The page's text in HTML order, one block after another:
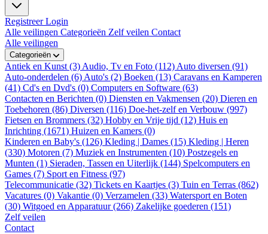
RegistreerLogin
Alle veilingen Categorieën Zelf veilen Contact
Alle veilingen
Categorieën
Antiek en Kunst (3) Audio, Tv en Foto (112) Auto diversen (91)
Auto-onderdelen (6) Auto's (2) Boeken (13) Caravans en Kamperen
(41) Cd's en Dvd's (0) Computers en Software (63)
Contacten en Berichten (0) Diensten en Vakmensen (20) Dieren en
Toebehoren (86) Diversen (116) Doe-het-zelf en Verbouw (997)
Fietsen en Brommers (32) Hobby en Vrije tijd (12) Huis en
Inrichting (1671) Huizen en Kamers (0)
Kinderen en Baby's (126) Kleding | Dames (15) Kleding | Heren
(330) Motoren (7) Muziek en Instrumenten (10) Postzegels en
Munten (1) Sieraden, Tassen en Uiterlijk (144) Spelcomputers en
Games (7) Sport en Fitness (97)
Telecommunicatie (32) Tickets en Kaartjes (3) Tuin en Terras (862)
Vacatures (0) Vakantie (0) Verzamelen (33) Watersport en Boten
(30) Witgoed en Apparatuur (266) Zakelijke goederen (151)
Zelf veilen
Contact